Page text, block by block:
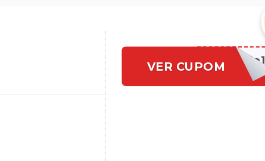
VER CUPOM
[URL_cuponada]